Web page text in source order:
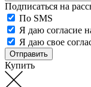
Подписаться на
По SMS
Я даю согласие
Я даю свое
Купить